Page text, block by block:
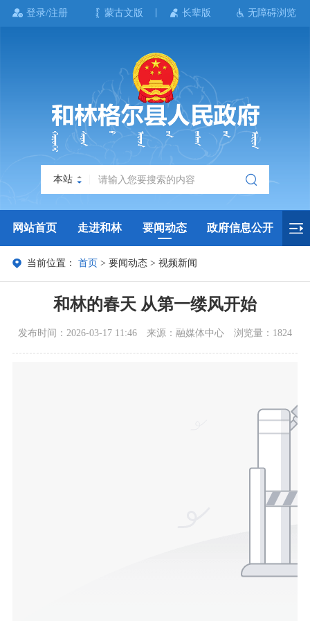
登录/注册 蒙古文版 长辈版 无障碍浏览
本站
网站首页 走进和林 要闻动态 政府信息公开
政务服务 政民互动 政府数据
当前位置：首页 >要闻动态 >视频新闻
和林的春天 从第一缕风开始
发布时间：2026-03-17 11:46 来源：融媒体中心 浏览量：1824